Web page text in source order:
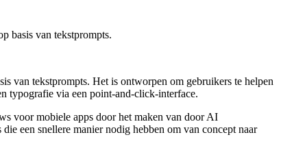
basis van tekstprompts.
van tekstprompts. Het is ontworpen om gebruikers te helpen
typografie via een point-and-click-interface.
voor mobiele apps door het maken van door AI
een snellere manier nodig hebben om van concept naar